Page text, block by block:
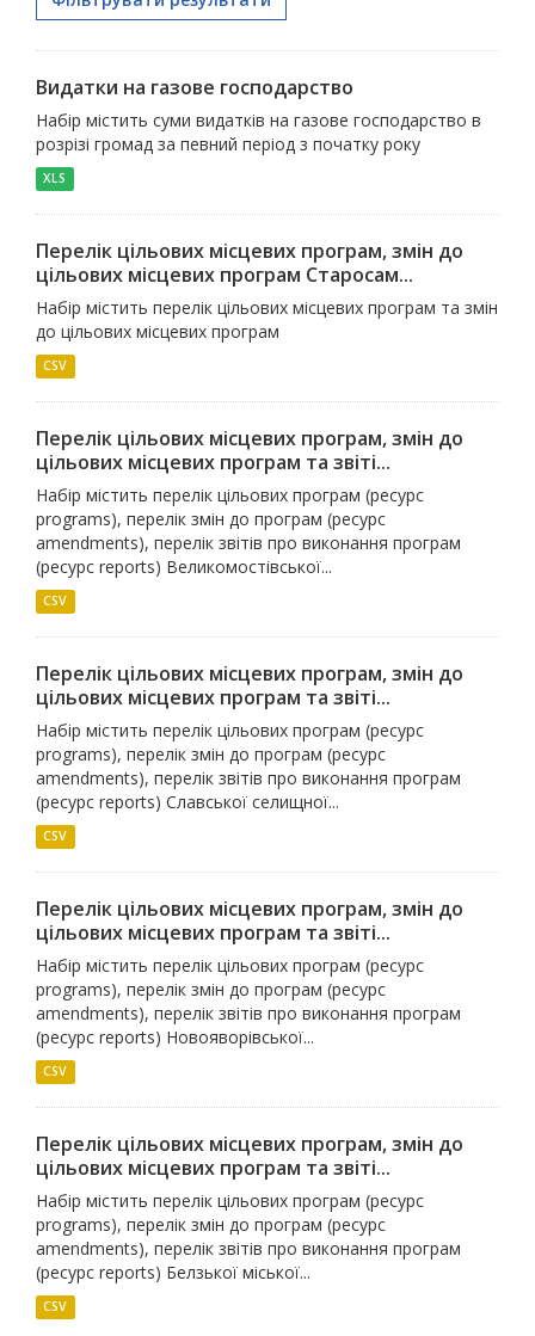
Видатки на газове господарство
Набір містить суми видатків на газове господарство в
розрізі громад за певний період з початку року
XLS
Перелік цільових місцевих програм, змін до
цільових місцевих програм Старосам...
Набір містить перелік цільових місцевих програм та змін
до цільових місцевих програм
CSV
Перелік цільових місцевих програм, змін до
цільових місцевих програм та звіті...
Набір містить перелік цільових програм (ресурс
programs), перелік змін до програм (ресурс
amendments), перелік звітів про виконання програм
(ресурс reports) Великомостівської...
CSV
Перелік цільових місцевих програм, змін до
цільових місцевих програм та звіті...
Набір містить перелік цільових програм (ресурс
programs), перелік змін до програм (ресурс
amendments), перелік звітів про виконання програм
(ресурс reports) Славської селищної...
CSV
Перелік цільових місцевих програм, змін до
цільових місцевих програм та звіті...
Набір містить перелік цільових програм (ресурс
programs), перелік змін до програм (ресурс
amendments), перелік звітів про виконання програм
(ресурс reports) Новояворівської...
CSV
Перелік цільових місцевих програм, змін до
цільових місцевих програм та звіті...
Набір містить перелік цільових програм (ресурс
programs), перелік змін до програм (ресурс
amendments), перелік звітів про виконання програм
(ресурс reports) Белзької міської...
CSV